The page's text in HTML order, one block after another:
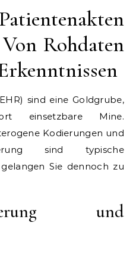
Rohdaten
sind eine Goldgrube,
einsetzbare Mine.
Kodierungen und
sind typische
Sie dennoch zu
und